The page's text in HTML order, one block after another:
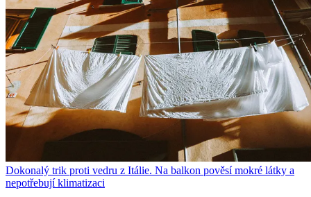
Dokonalý trik proti vedru z Itálie. Na balkon pověsí mokré látky a
nepotřebují klimatizaci